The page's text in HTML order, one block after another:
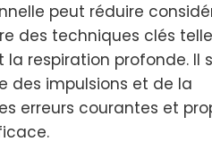
peut réduire
des techniques clés
respiration profonde. Il
des impulsions et de la
erreurs courantes et